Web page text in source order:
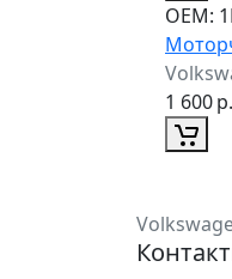
ОЕМ:
1 600р.